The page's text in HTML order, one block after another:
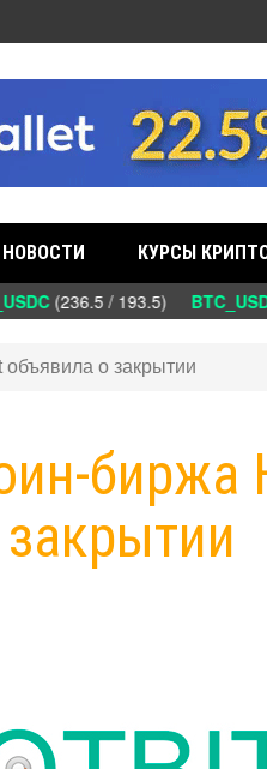
НОВОСТИ КУРСЫ
(236.5 / 193.5) BTC_USDC
о закрытии
биржа